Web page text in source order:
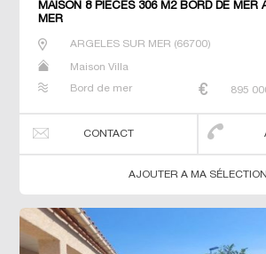
MAISON 8 PIECES 306 M2 BORD DE MER
MER
ARGELES SUR MER (66700)
Maison Villa
Bord de mer 895
CONTACT
AJOUTER A MA SÉLECTION